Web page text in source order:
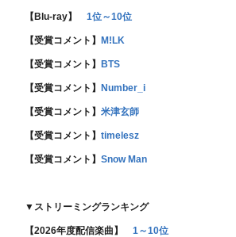
【Blu-ray】 1位～10位
【受賞コメント】 M!LK
【受賞コメント】 BTS
【受賞コメント】 Number_i
【受賞コメント】 米津玄師
【受賞コメント】 timelesz
【受賞コメント】 Snow Man
▼ストリーミングランキング
【2026年度配信楽曲】 1～10位